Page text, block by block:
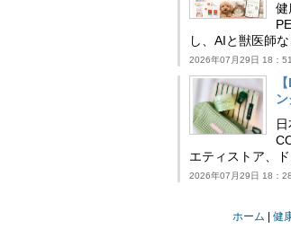
健
し、AIと獣医師
2026年07月29日 18：51
エティストア、
2026年07月29日 18：28
ホーム 健